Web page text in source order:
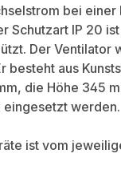
bei
Schutzart IP 20
Der
aus
die Höhe 345
eingesetzt werden.
ist vom